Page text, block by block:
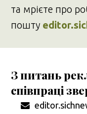
та мрієте про
пошту
З питань
співпраці